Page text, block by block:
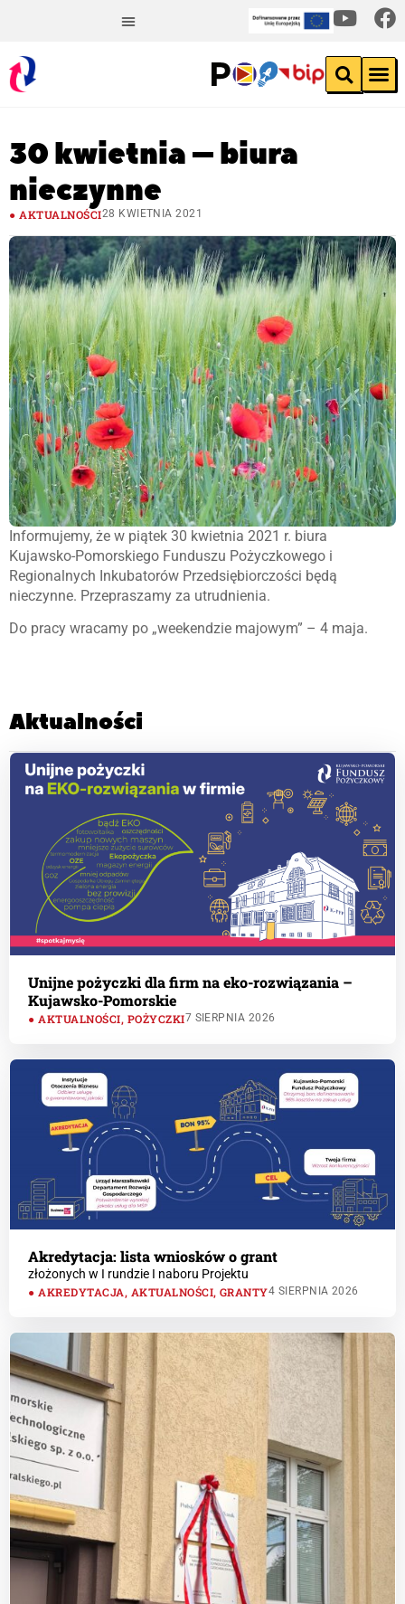
30 kwietnia – biura
nieczynne
AKTUALNOŚCI28 KWIETNIA 2021
Informujemy, że w piątek 30 kwietnia 2021 r. biura
Kujawsko-Pomorskiego Funduszu Pożyczkowego i
Regionalnych Inkubatorów Przedsiębiorczości będą
nieczynne. Przepraszamy za utrudnienia.
Do pracy wracamy po „weekendzie majowym” – 4 maja.
Aktualności
Unijne pożyczki dla firm na eko-rozwiązania –
Kujawsko-Pomorskie
AKTUALNOŚCI, POŻYCZKI7 SIERPNIA 2026
Akredytacja: lista wniosków o grant
złożonych w I rundzie I naboru Projektu
AKREDYTACJA, AKTUALNOŚCI, GRANTY4 SIERPNIA 2026